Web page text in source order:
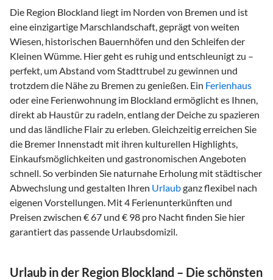
Die Region Blockland liegt im Norden von Bremen und ist
eine einzigartige Marschlandschaft, geprägt von weiten
Wiesen, historischen Bauernhöfen und den Schleifen der
Kleinen Wümme. Hier geht es ruhig und entschleunigt zu –
perfekt, um Abstand vom Stadttrubel zu gewinnen und
trotzdem die Nähe zu Bremen zu genießen. Ein Ferienhaus
oder eine Ferienwohnung im Blockland ermöglicht es Ihnen,
direkt ab Haustür zu radeln, entlang der Deiche zu spazieren
und das ländliche Flair zu erleben. Gleichzeitig erreichen Sie
die Bremer Innenstadt mit ihren kulturellen Highlights,
Einkaufsmöglichkeiten und gastronomischen Angeboten
schnell. So verbinden Sie naturnahe Erholung mit städtischer
Abwechslung und gestalten Ihren Urlaubganz flexibel nach
eigenen Vorstellungen. Mit 4 Ferienunterkünften und
Preisen zwischen € 67 und € 98 pro Nacht finden Sie hier
garantiert das passende Urlaubsdomizil.
Urlaub in der Region Blockland – Die schönsten